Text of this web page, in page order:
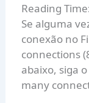
Reading
Se alguma
conexão no
connections
abaixo, siga
many